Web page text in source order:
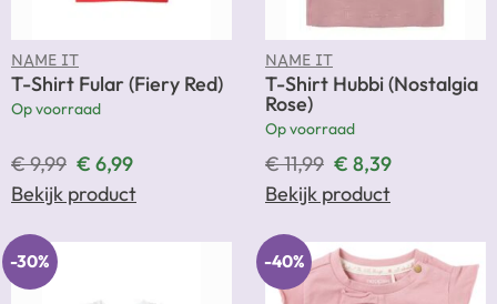
NAME IT
T-Shirt Fular (Fiery Red)
Op voorraad
€9,99 € 6,99
Bekijk product
NAME IT
T-Shirt Hubbi (Nostalgia
Rose)
Op voorraad
€11,99 € 8,39
Bekijk product
-30% -40%